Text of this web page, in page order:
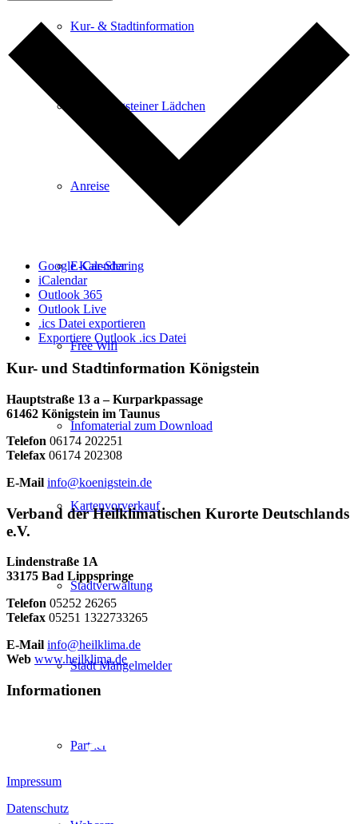
Kur- & Stadtinformation
Das Königsteiner Lädchen
Anreise
E-Car-Sharing
Free Wifi
Infomaterial zum Download
Kartenvorverkauf
Stadtverwaltung
Stadt Mängelmelder
Partner
Google Kalender
iCalendar
Outlook 365
Outlook Live
.ics Datei exportieren
Exportiere Outlook .ics Datei
Kur- und Stadtinformation Königstein
Hauptstraße 13 a – Kurparkpassage
61462 Königstein im Taunus
Telefon 06174 202251
Telefax 06174 202308
E-Mail info@koenigstein.de
Verband der Heilklimatischen Kurorte Deutschlands
e.V.
Lindenstraße 1A
33175 Bad Lippspringe
Telefon 05252 26265
Telefax 05251 1322733265
E-Mail info@heilklima.de
Web www.heilklima.de
Informationen
Impressum
Datenschutz